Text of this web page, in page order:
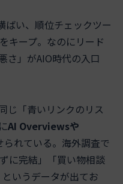
ばい、順位チェックツー
キープ。なのにリード
」がAIO時代の入口
じ「青いリンクのリス
AI Overviewsや
られている。海外調査で
に完結」「買い物相談
いうデータが出てお